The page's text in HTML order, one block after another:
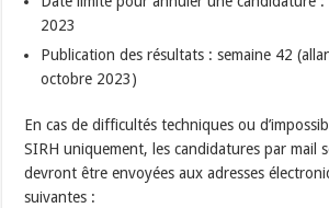
2023
Publication des résultats : semaine 42
octobre 2023)
En cas de difficultés techniques ou
SIRH uniquement, les candidatures par mail
devront être envoyées aux adresses
suivantes :